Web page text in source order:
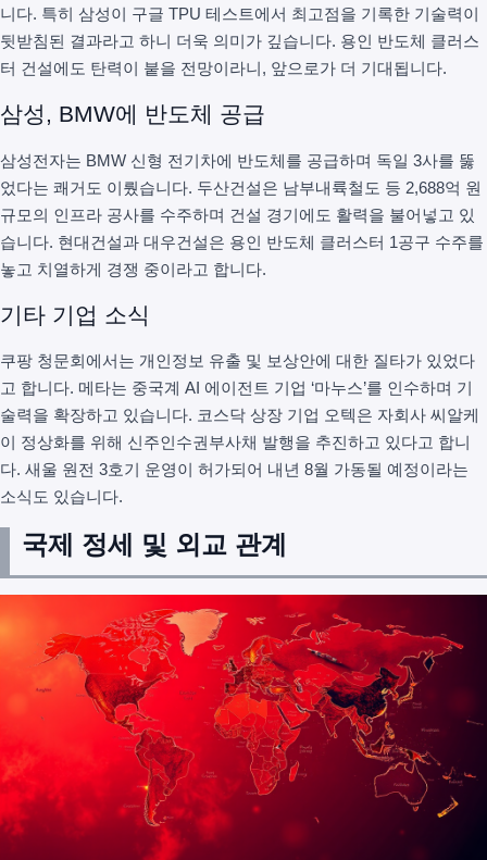
니다. 특히 삼성이 구글 TPU 테스트에서 최고점을 기록한 기술력이
뒷받침된 결과라고 하니 더욱 의미가 깊습니다. 용인 반도체 클러스
터 건설에도 탄력이 붙을 전망이라니, 앞으로가 더 기대됩니다.
삼성, BMW에 반도체 공급
삼성전자는 BMW 신형 전기차에 반도체를 공급하며 독일 3사를 뚫
었다는 쾌거도 이뤘습니다. 두산건설은 남부내륙철도 등 2,688억 원
규모의 인프라 공사를 수주하며 건설 경기에도 활력을 불어넣고 있
습니다. 현대건설과 대우건설은 용인 반도체 클러스터 1공구 수주를
놓고 치열하게 경쟁 중이라고 합니다.
기타 기업 소식
쿠팡 청문회에서는 개인정보 유출 및 보상안에 대한 질타가 있었다
고 합니다. 메타는 중국계 AI 에이전트 기업 ‘마누스’를 인수하며 기
술력을 확장하고 있습니다. 코스닥 상장 기업 오텍은 자회사 씨알케
이 정상화를 위해 신주인수권부사채 발행을 추진하고 있다고 합니
다. 새울 원전 3호기 운영이 허가되어 내년 8월 가동될 예정이라는
소식도 있습니다.
국제 정세 및 외교 관계